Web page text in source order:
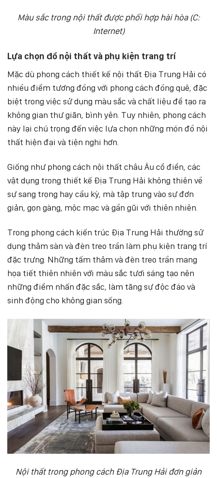
Màu sắc trong nội thất được phối hợp hài hòa (C:
Internet)
Lựa chọn đồ nội thất và phụ kiện trang trí
Mặc dù phong cách thiết kế nội thất Địa Trung Hải có
nhiều điểm tương đồng với phong cách đồng quê, đặc
biệt trong việc sử dụng màu sắc và chất liệu để tạo ra
không gian thư giãn, bình yên. Tuy nhiên, phong cách
này lại chú trọng đến việc lựa chọn những món đồ nội
thất hiện đại và tiện nghi hơn.
Giống như phong cách nội thất châu Âu cổ điển, các
vật dụng trong thiết kế Địa Trung Hải không thiên về
sự sang trọng hay cầu kỳ, mà tập trung vào sự đơn
giản, gọn gàng, mộc mạc và gần gũi với thiên nhiên.
Trong phong cách kiến trúc Địa Trung Hải thường sử
dụng thảm sàn và đèn treo trần làm phụ kiện trang trí
đặc trưng. Những tấm thảm và đèn treo trần mang
họa tiết thiên nhiên với màu sắc tươi sáng tạo nên
những điểm nhấn đặc sắc, làm tăng sự độc đáo và
sinh động cho không gian sống.
Nội thất trong phong cách Địa Trung Hải đơn giản